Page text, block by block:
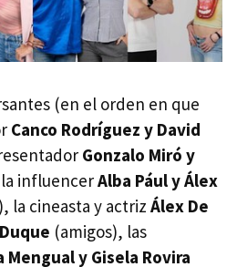
(en el orden en que
Canco Rodríguez y David
Gonzalo Miró y
influencerAlba Pául y Álex
la cineasta y actriz Álex De
(amigos), las
Mengual y Gisela Rovira